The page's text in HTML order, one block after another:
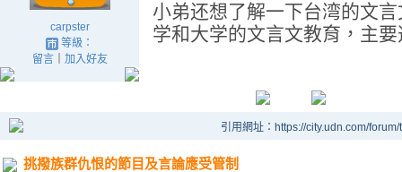
carpster
等級：
留言｜ 加入好友
小弟还想了解一下台湾的文
学和大学的文言文教育，主
引用網址：https://city.udn.com/
挑撥族群仇恨的節目及言論應受管制